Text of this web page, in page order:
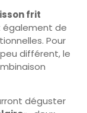
frit
de
Pour
différent, le
déguster